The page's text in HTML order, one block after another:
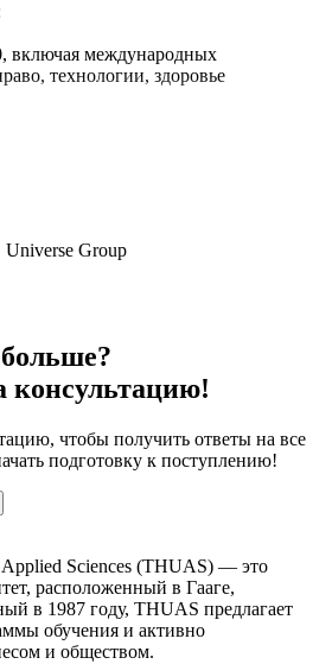
включая международных
технологии, здоровье
программы и возможности
его привлекательным для
Universe Group
консультацию!
чтобы получить ответы на все
подготовку к поступлению!
Sciences (THUAS) — это
расположенный в Гааге,
в 1987 году, THUAS предлагает
обучения и активно
и обществом.